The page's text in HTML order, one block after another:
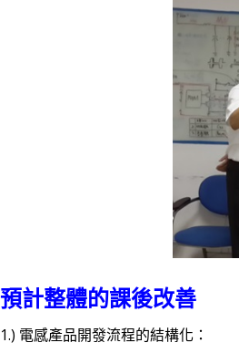
預計整體的課後改善
1.) 電感產品開發流程的結構化：